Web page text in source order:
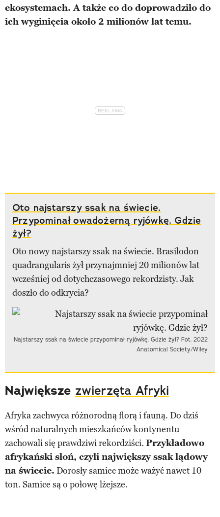
ekosystemach. A także co do doprowadziło do
ich wyginięcia około 2 milionów lat temu.
Oto najstarszy ssak na świecie.
Przypominał owadożerną ryjówkę. Gdzie
żył?
Oto nowy najstarszy ssak na świecie. Brasilodon
quadrangularis żył przynajmniej 20 milionów lat
wcześniej od dotychczasowego rekordzisty. Jak
doszło do odkrycia?
Najstarszy ssak na świecie przypominał ryjówkę. Gdzie żył? Fot. 2022
Anatomical Society/Wiley
Największe zwierzęta Afryki
Afryka zachwyca różnorodną florą i fauną. Do dziś
wśród naturalnych mieszkańców kontynentu
zachowali się prawdziwi rekordziści. Przykładowo
afrykański słoń, czyli największy ssak lądowy
na świecie. Dorosły samiec może ważyć nawet 10
ton. Samice są o połowę lżejsze.